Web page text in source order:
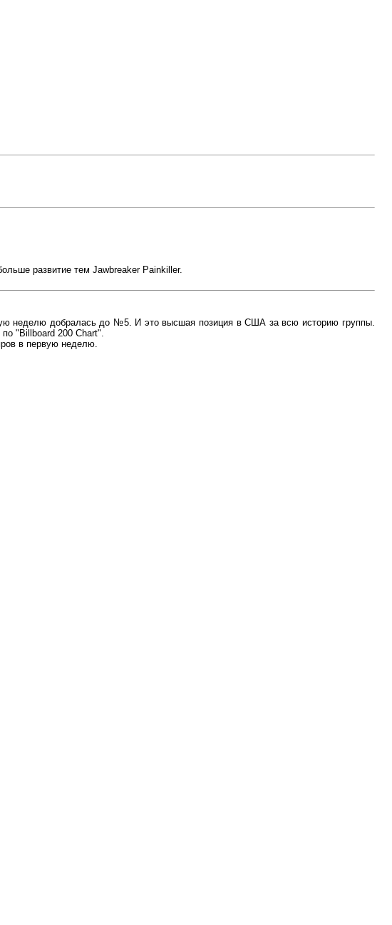
развитие тем Jawbreaker Painkiller.
неделю добралась до №5. И это высшая позиция в США за всю историю группы.
"Billboard 200 Chart".
в первую неделю.